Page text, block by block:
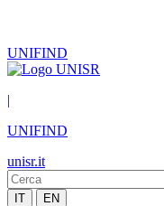
UNIFIND
|
UNIFIND
unisr.it
IT EN